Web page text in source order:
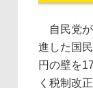
自民党が
進した国
円の壁を
く税制改